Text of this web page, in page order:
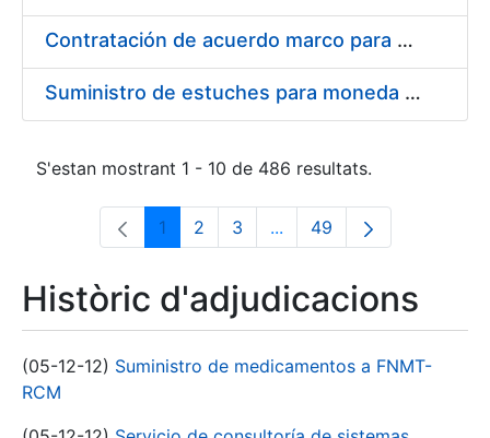
Contratación de acuerdo marco para el Suministro de Material de Electricidad para la Fábrica Nacional de Moneda y Timbre-Real Casa de la Moneda en su centro de trabajo de Burgos
Suministro de estuches para moneda de 30 €
S'estan mostrant 1 - 10 de 486 resultats.
Pàgina
1 Pàgina
2 Pàgina
3 ...Pàgines intermèdies
Pàgina
49
Històric d'adjudicacions
(05-12-12) Suministro de medicamentos a FNMT-
RCM